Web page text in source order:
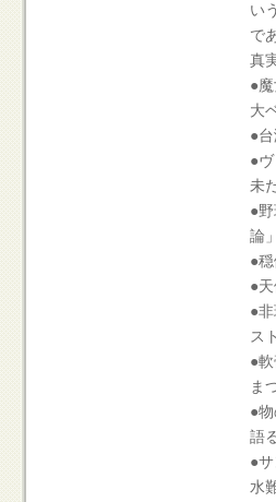
い
で
真
●
大
●
●
未
●
論」
●
●
●
ス
●
ま
●
語
●
水